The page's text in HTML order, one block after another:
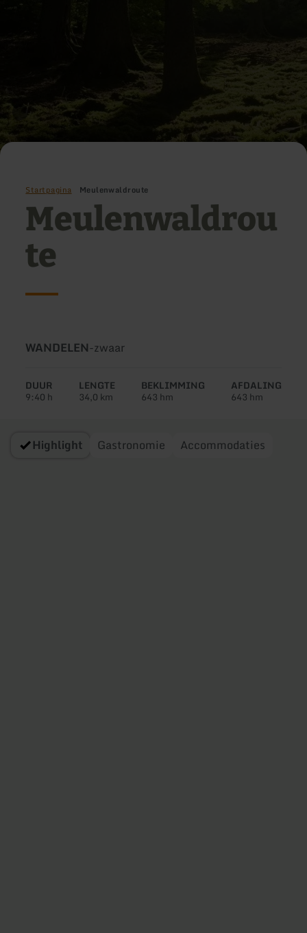
Startpagina Meulenwaldroute
Meulenwaldrou
te
Soort
WANDELEN-Moeilijkheidsgraad:
zwaar
DUUR
9:40 h
LENGTE
34,0 km
BEKLIMMING
643 hm
AFDALING
643 hm
Highlight Gastronomie Accommodaties